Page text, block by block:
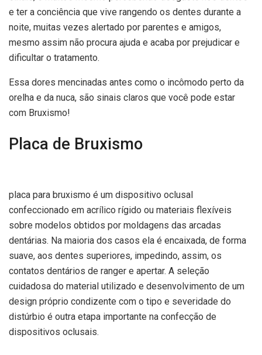
e ter a conciência que vive rangendo os dentes durante a
noite, muitas vezes alertado por parentes e amigos,
mesmo assim não procura ajuda e acaba por prejudicar e
dificultar o tratamento.
Essa dores mencinadas antes como o incômodo perto da
orelha e da nuca, são sinais claros que você pode estar
com Bruxismo!
Placa de Bruxismo
placa para bruxismo é um dispositivo oclusal
confeccionado em acrílico rígido ou materiais flexíveis
sobre modelos obtidos por moldagens das arcadas
dentárias. Na maioria dos casos ela é encaixada, de forma
suave, aos dentes superiores, impedindo, assim, os
contatos dentários de ranger e apertar. A seleção
cuidadosa do material utilizado e desenvolvimento de um
design próprio condizente com o tipo e severidade do
distúrbio é outra etapa importante na confecção de
dispositivos oclusais.